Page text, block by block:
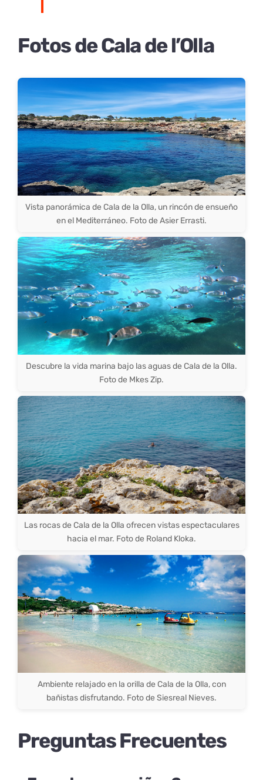
Fotos de Cala de l’Olla
Vista panorámica de Cala de la Olla, un rincón de ensueño
en el Mediterráneo. Foto de Asier Errasti.
Descubre la vida marina bajo las aguas de Cala de la Olla.
Foto de Mkes Zip.
Las rocas de Cala de la Olla ofrecen vistas espectaculares
hacia el mar. Foto de Roland Kloka.
Ambiente relajado en la orilla de Cala de la Olla, con
bañistas disfrutando. Foto de Siesreal Nieves.
Preguntas Frecuentes